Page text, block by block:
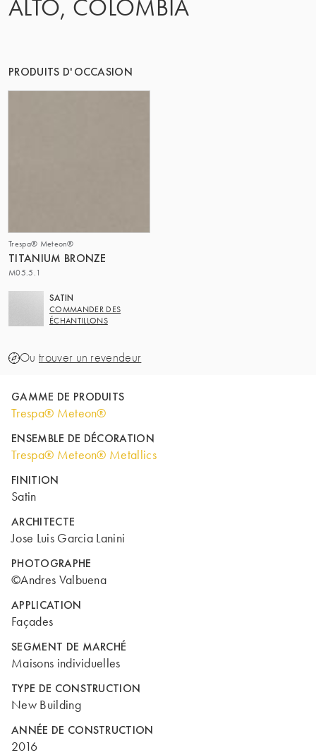
ALTO, COLOMBIA
PRODUITS D'OCCASION
Trespa® Meteon®
TITANIUM BRONZE
M05.5.1
SATIN
COMMANDER DES
ÉCHANTILLONS
Ou trouver un revendeur
GAMME DE PRODUITS
Trespa® Meteon®
ENSEMBLE DE DÉCORATION
Trespa® Meteon® Metallics
FINITION
Satin
ARCHITECTE
Jose Luis Garcia Lanini
PHOTOGRAPHE
©Andres Valbuena
APPLICATION
Façades
SEGMENT DE MARCHÉ
Maisons individuelles
TYPE DE CONSTRUCTION
New Building
ANNÉE DE CONSTRUCTION
2016